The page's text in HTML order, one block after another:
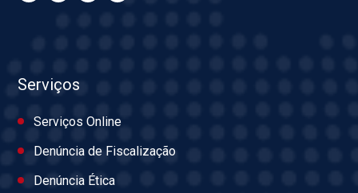
Serviços
Serviços Online
Denúncia de Fiscalização
Denúncia Ética